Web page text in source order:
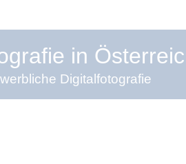
in
Digitalfotografie